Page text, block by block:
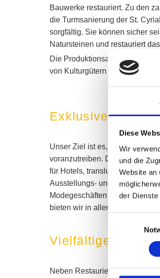
Diese
Wir
und die
Website an
der Dienste
Bauwerke restauriert. Zu den
die Turmsanierung der St.
sorgfältig. Sie können sicher
Natursteinen und restauriert
Die Produktionsanlagen
von Kulturgütern sind unser
Exklusiver und
Unser Ziel ist es, den
voranzutreiben. Dazu gehören
für Hotels, transluzente
Ausstellungs- und
Modegeschäften und anderen
bieten wir in allen Städten an,
Vielfältige
Neben Restaurierungen führt